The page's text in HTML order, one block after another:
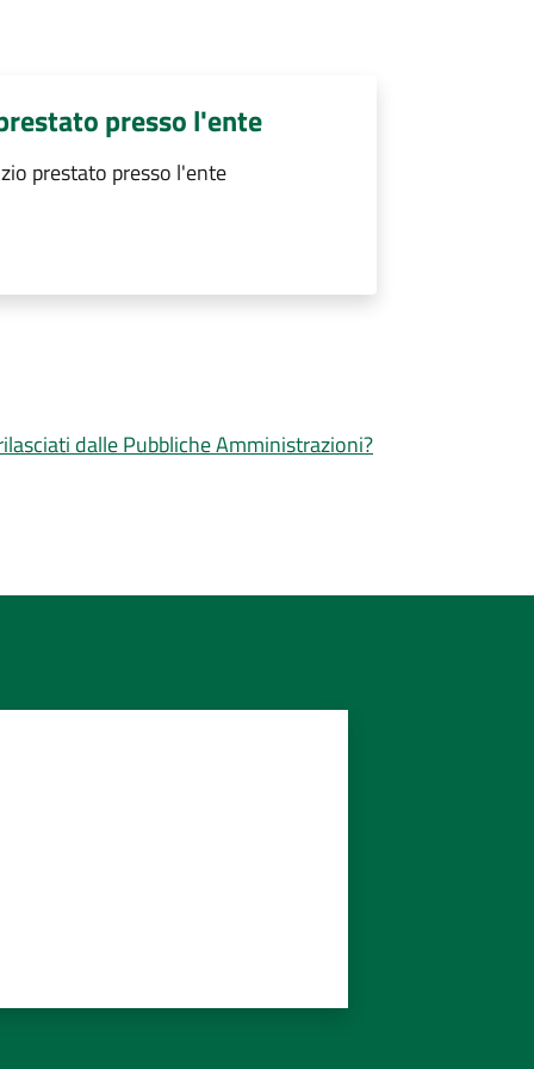
presso l'ente
prestato presso l'ente
dalle Pubbliche Amministrazioni?